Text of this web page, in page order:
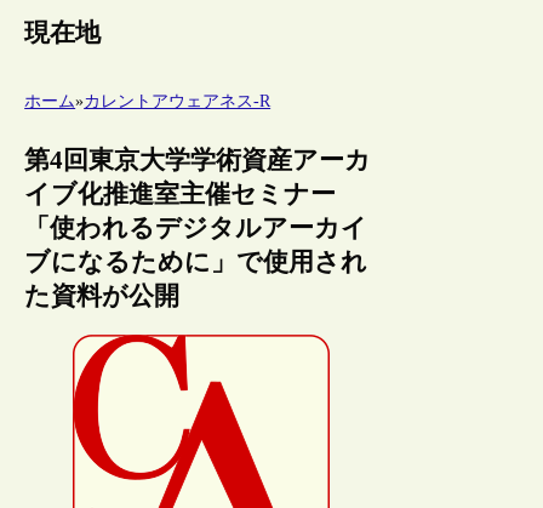
現在地
ホーム»カレントアウェアネス-R
第4回東京大学学術資産アーカ
イブ化推進室主催セミナー
「使われるデジタルアーカイ
ブになるために」で使用され
た資料が公開